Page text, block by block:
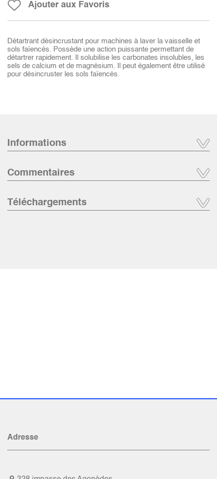
Ajouter aux Favoris
Détartrant désincrustant pour machines à laver la vaisselle et
sols faïencés. Possède une action puissante permettant de
détartrer rapidement. Il solubilise les carbonates insolubles, les
sels de calcium et de magnésium. Il peut également être utilisé
pour désincruster les sols faïencés.
Informations
Commentaires
Téléchargements
Adresse